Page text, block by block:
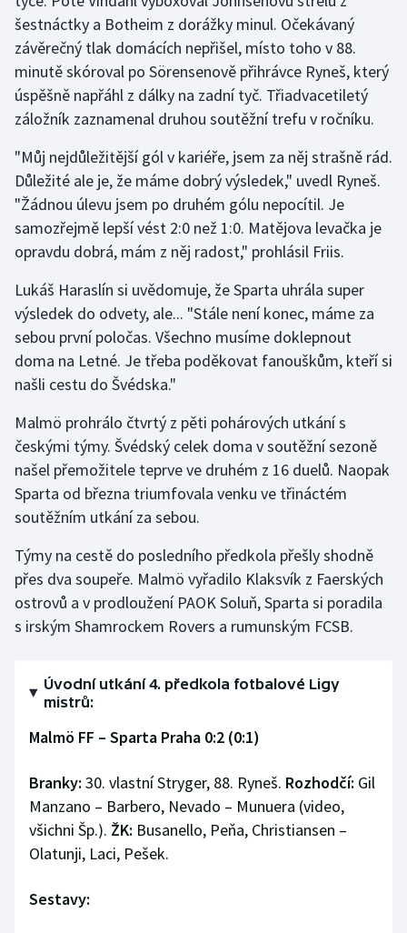
šestnáctky a Botheim z dorážky minul. Očekávaný
závěrečný tlak domácích nepřišel, místo toho v 88.
minutě skóroval po Sörensenově přihrávce Ryneš, který
úspěšně napřáhl z dálky na zadní tyč. Třiadvacetiletý
záložník zaznamenal druhou soutěžní trefu v ročníku.
"Můj nejdůležitější gól v kariéře, jsem za něj strašně rád.
Důležité ale je, že máme dobrý výsledek," uvedl Ryneš.
"Žádnou úlevu jsem po druhém gólu nepocítil. Je
samozřejmě lepší vést 2:0 než 1:0. Matějova levačka je
opravdu dobrá, mám z něj radost," prohlásil Friis.
Lukáš Haraslín si uvědomuje, že Sparta uhrála super
výsledek do odvety, ale... "Stále není konec, máme za
sebou první poločas. Všechno musíme doklepnout
doma na Letné. Je třeba poděkovat fanouškům, kteří si
našli cestu do Švédska."
Malmö prohrálo čtvrtý z pěti pohárových utkání s
českými týmy. Švédský celek doma v soutěžní sezoně
našel přemožitele teprve ve druhém z 16 duelů. Naopak
Sparta od března triumfovala venku ve třináctém
soutěžním utkání za sebou.
Týmy na cestě do posledního předkola přešly shodně
přes dva soupeře. Malmö vyřadilo Klaksvík z Faerských
ostrovů a v prodloužení PAOK Soluň, Sparta si poradila
s irským Shamrockem Rovers a rumunským FCSB.
Úvodní utkání 4. předkola fotbalové Ligy
mistrů:
Malmö FF – Sparta Praha 0:2 (0:1)
Branky: 30. vlastní Stryger, 88. Ryneš. Rozhodčí: Gil
Manzano – Barbero, Nevado – Munuera (video,
všichni Šp.). ŽK: Busanello, Peňa, Christiansen –
Olatunji, Laci, Pešek.
Sestavy: